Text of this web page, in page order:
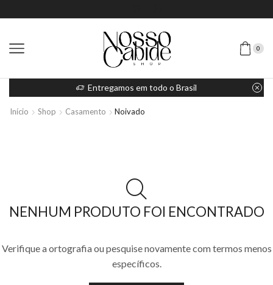
0
Entregamos em todo o Brasil
Início Shop Casamento Noivado
NENHUM PRODUTO FOI ENCONTRADO
Verifique a ortografia ou pesquise novamente com termos menos
específicos.